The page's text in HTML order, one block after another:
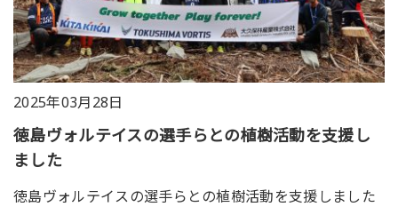
2025年03月28日
徳島ヴォルテイスの選手らとの植樹活動を支援し
ました
徳島ヴォルテイスの選手らとの植樹活動を支援しました